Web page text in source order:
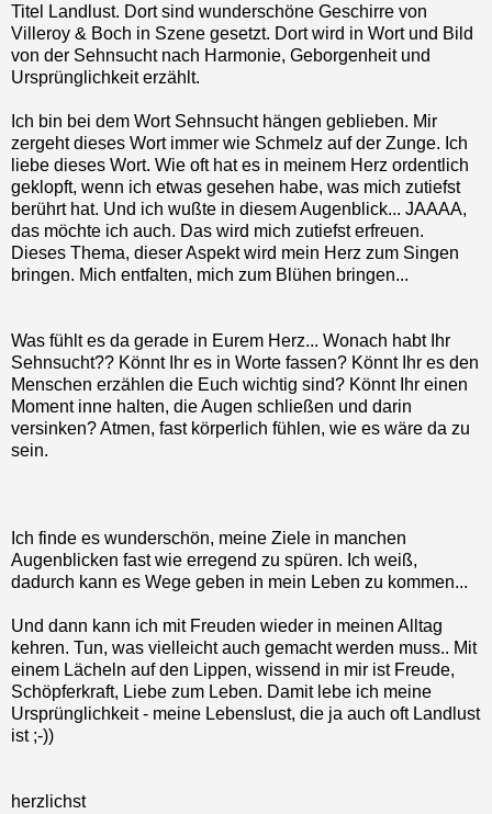
Titel Landlust. Dort sind wunderschöne Geschirre von
Villeroy & Boch in Szene gesetzt. Dort wird in Wort und Bild
von der Sehnsucht nach Harmonie, Geborgenheit und
Ursprünglichkeit erzählt.
Ich bin bei dem Wort Sehnsucht hängen geblieben. Mir
zergeht dieses Wort immer wie Schmelz auf der Zunge. Ich
liebe dieses Wort. Wie oft hat es in meinem Herz ordentlich
geklopft, wenn ich etwas gesehen habe, was mich zutiefst
berührt hat. Und ich wußte in diesem Augenblick... JAAAA,
das möchte ich auch. Das wird mich zutiefst erfreuen.
Dieses Thema, dieser Aspekt wird mein Herz zum Singen
bringen. Mich entfalten, mich zum Blühen bringen...
Was fühlt es da gerade in Eurem Herz... Wonach habt Ihr
Sehnsucht?? Könnt Ihr es in Worte fassen? Könnt Ihr es den
Menschen erzählen die Euch wichtig sind? Könnt Ihr einen
Moment inne halten, die Augen schließen und darin
versinken? Atmen, fast körperlich fühlen, wie es wäre da zu
sein.
Ich finde es wunderschön, meine Ziele in manchen
Augenblicken fast wie erregend zu spüren. Ich weiß,
dadurch kann es Wege geben in mein Leben zu kommen...
Und dann kann ich mit Freuden wieder in meinen Alltag
kehren. Tun, was vielleicht auch gemacht werden muss.. Mit
einem Lächeln auf den Lippen, wissend in mir ist Freude,
Schöpferkraft, Liebe zum Leben. Damit lebe ich meine
Ursprünglichkeit - meine Lebenslust, die ja auch oft Landlust
ist ;-))
herzlichst